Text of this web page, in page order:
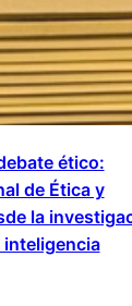
ético:
de Ética y
la